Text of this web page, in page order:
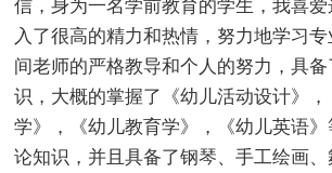
信，身为一名学前教育的学生，我喜
入了很高的精力和热情，努力地学习
间老师的严格教导和个人的努力，具
识，大概的掌握了《幼儿活动设计》
学》，《幼儿教育学》，《幼儿英语
论知识，并且具备了钢琴、手工绘画